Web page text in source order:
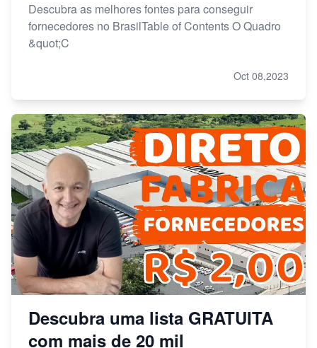
Descubra as melhores fontes para conseguir
fornecedores no BrasilTable of Contents O Quadro
&quot;C
Oct 08,2023
Descubra uma lista GRATUITA
com mais de 20 mil